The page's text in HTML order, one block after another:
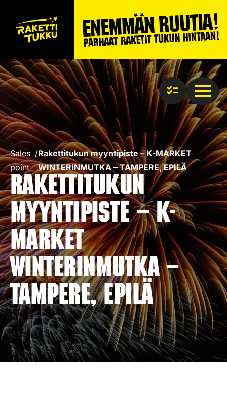
Sales
point
/Rakettitukun myyntipiste – K-MARKET
WINTERINMUTKA – TAMPERE, EPILÄ
Rakettitukun
myyntipiste – K-
MARKET
WINTERINMUTKA –
TAMPERE, EPILÄ